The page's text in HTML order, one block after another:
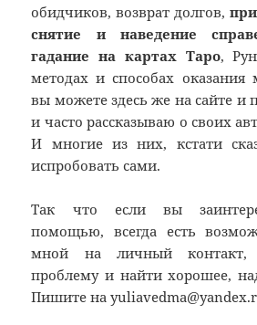
обидчиков, возврат долгов,
снятие и наведение
гадание на картах Таро,
методах и способах оказания
вы можете здесь же на сайте и
и часто рассказываю о своих
И многие из них, кстати
испробовать сами.
Так что если вы
помощью, всегда есть
мной на личный контакт,
проблему и найти хорошее,
Пишите на